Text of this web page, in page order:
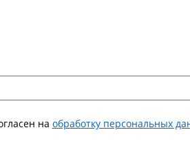
на обработку персональных